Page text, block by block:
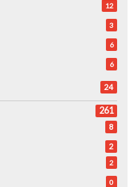
12
3
6
6
24
261
8
2
2
0